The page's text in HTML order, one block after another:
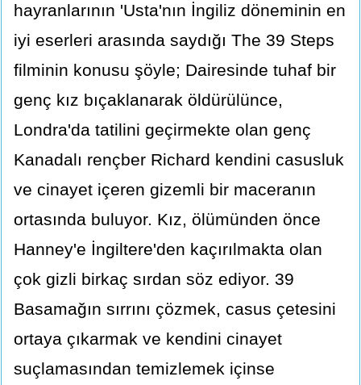
hayranlarının 'Usta'nın İngiliz döneminin en
iyi eserleri arasında saydığı The 39 Steps
filminin konusu şöyle; Dairesinde tuhaf bir
genç kız bıçaklanarak öldürülünce,
Londra'da tatilini geçirmekte olan genç
Kanadalı rençber Richard kendini casusluk
ve cinayet içeren gizemli bir maceranın
ortasında buluyor. Kız, ölümünden önce
Hanney'e İngiltere'den kaçırılmakta olan
çok gizli birkaç sırdan söz ediyor. 39
Basamağın sırrını çözmek, casus çetesini
ortaya çıkarmak ve kendini cinayet
suçlamasından temizlemek içinse